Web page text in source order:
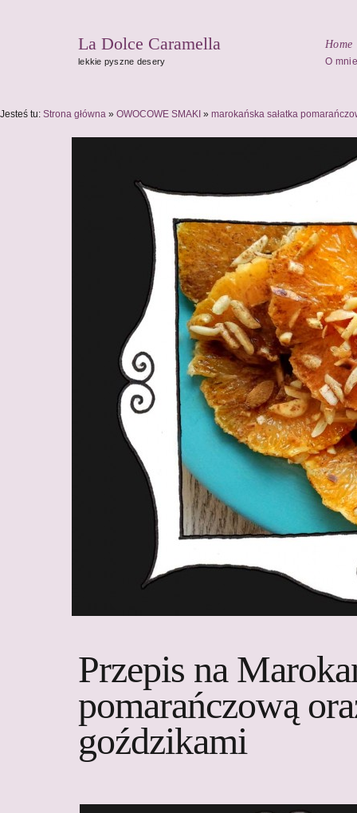
La Dolce Caramella
lekkie pyszne desery
Home
O mnie
Jesteś tu: Strona główna » OWOCOWE SMAKI » marokańska sałatka
Przepis na
pomarańczową
goździkami